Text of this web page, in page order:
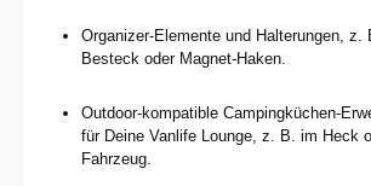
Organizer-Elemente und Halterungen, z.
Besteck oder Magnet-Haken.
Outdoor-kompatible Campingküchen-
für Deine Vanlife Lounge, z. B. im Heck
Fahrzeug.